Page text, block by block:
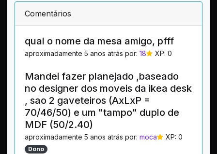
Comentários
qual o nome da mesa amigo, pfff
aproximadamente 5 anos atrás por: 18 XP: 0
Mandei fazer planejado ,baseado
no designer dos moveis da ikea desk
, sao 2 gaveteiros (AxLxP =
70/46/50) e um "tampo" duplo de
MDF (50/2.40)
aproximadamente 5 anos atrás por: moca XP: 0
Dono